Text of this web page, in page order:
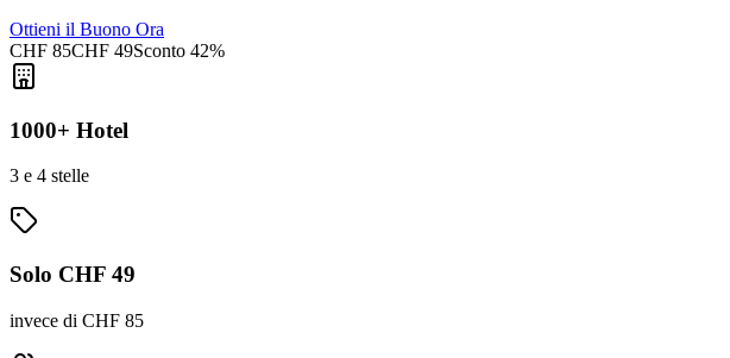
Ottieni il Buono Ora
CHF 85CHF 49Sconto 42%
1000+ Hotel
3 e 4 stelle
Solo CHF 49
invece di CHF 85